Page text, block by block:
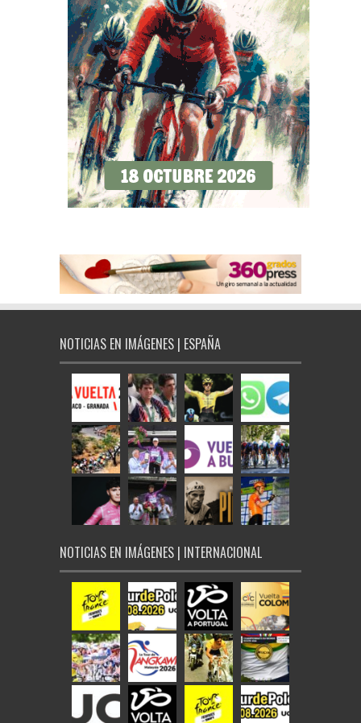
NOTICIAS EN IMÁGENES | ESPAÑA
NOTICIAS EN IMÁGENES | INTERNACIONAL